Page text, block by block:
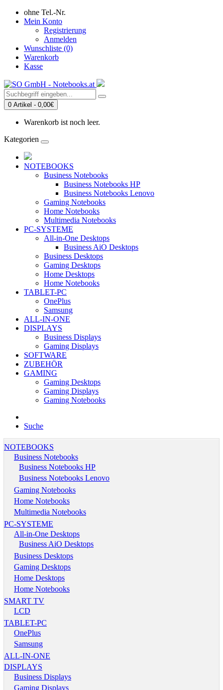
ohne Tel.-Nr.
Mein Konto
Registrierung
Anmelden
Wunschliste (0)
Warenkorb
Kasse
0 Artikel - 0,00€
Warenkorb ist noch leer.
Kategorien
NOTEBOOKS
Business Notebooks
Business Notebooks HP
Business Notebooks Lenovo
Gaming Notebooks
Home Notebooks
Multimedia Notebooks
PC-SYSTEME
All-in-One Desktops
Business AiO Desktops
Business Desktops
Gaming Desktops
Home Desktops
Home Notebooks
TABLET-PC
OnePlus
Samsung
ALL-IN-ONE
DISPLAYS
Business Displays
Gaming Displays
SOFTWARE
ZUBEHÖR
GAMING
Gaming Desktops
Gaming Displays
Gaming Notebooks
Suche
NOTEBOOKS
Business Notebooks
Business Notebooks HP
Business Notebooks Lenovo
Gaming Notebooks
Home Notebooks
Multimedia Notebooks
PC-SYSTEME
All-in-One Desktops
Business AiO Desktops
Business Desktops
Gaming Desktops
Home Desktops
Home Notebooks
SMART TV
LCD
TABLET-PC
OnePlus
Samsung
ALL-IN-ONE
DISPLAYS
Business Displays
Gaming Displays